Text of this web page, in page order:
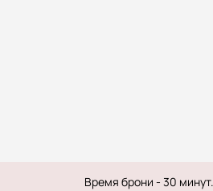
Время брони - 30 минут.